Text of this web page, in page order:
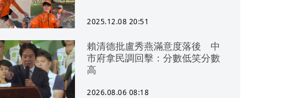
2025.12.08 20:51
賴清德批盧秀燕滿意度落後 中
市府拿民調回擊：分數低笑分數
高
2026.08.06 08:18